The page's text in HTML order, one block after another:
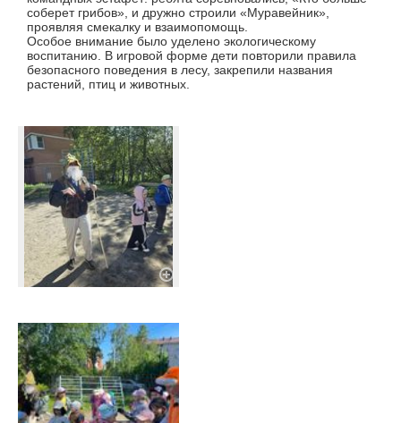
соберет грибов», и дружно строили «Муравейник»,
проявляя смекалку и взаимопомощь.
Особое внимание было уделено экологическому
воспитанию. В игровой форме дети повторили правила
безопасного поведения в лесу, закрепили названия
растений, птиц и животных.